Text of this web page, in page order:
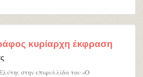
κυρίαρχη έκφραση
στην επιφυλλίδα του «Ο